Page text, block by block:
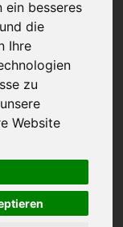
ein besseres
die
Ihre
zu
Website